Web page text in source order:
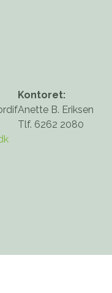
Kontoret:
Anette B. Eriksen
Tlf. 6262 2080